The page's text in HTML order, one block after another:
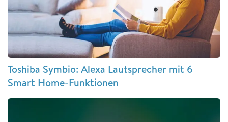
Toshiba Symbio: Alexa Lautsprecher mit 6
Smart Home-Funktionen